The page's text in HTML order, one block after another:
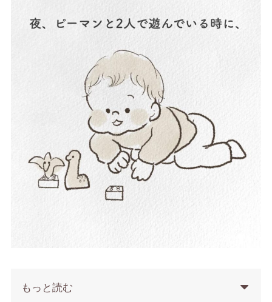
もっと読む